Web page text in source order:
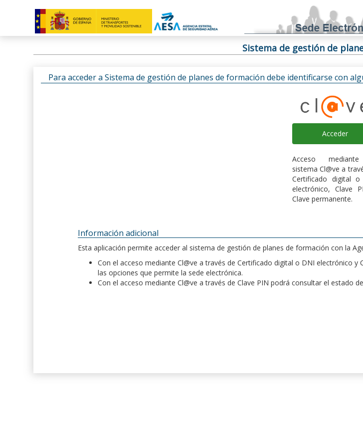
Sistema de gestión de
Para acceder a Sistema de gestión de planes de formación debe identificarse con
Acceder
Acceso
sistema Cl@ve a
Certificado digital
electrónico, Clave
Clave permanente.
Información adicional
Esta aplicación permite acceder al sistema de gestión de planes de formación con la
Con el acceso mediante Cl@ve a través de Certificado digital o DNI electrónico
las opciones que permite la sede electrónica.
Con el acceso mediante Cl@ve a través de Clave PIN podrá consultar el estado